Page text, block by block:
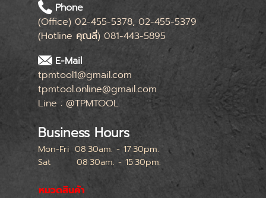
Phone
(Office) 02-455-5378, 02-455-5379
(Hotline คุณลี่) 081-443-5895
E-Mail
tpmtool1@gmail.com
tpmtool.online@gmail.com
Line : @TPMTOOL
Business Hours
Mon-Fri 08:30am. - 17:30pm.
Sat
08:30am. - 15:30pm.
หยุดทุกเสาร์สุดท้ายของเดือน
หมวดสินค้า